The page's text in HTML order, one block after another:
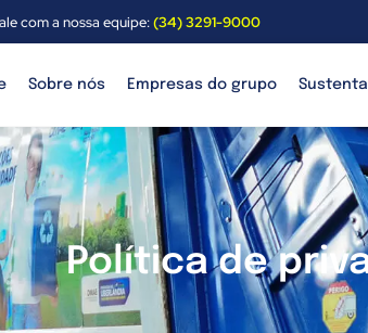
com a nossa equipe:(34) 3291-9000
Sobre nós Empresas do grupo
Política de